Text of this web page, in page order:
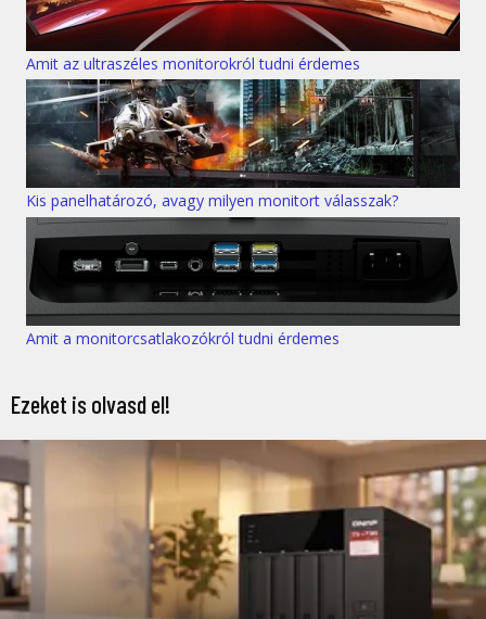
Amit az ultraszéles monitorokról tudni érdemes
Kis panelhatározó, avagy milyen monitort válasszak?
Amit a monitorcsatlakozókról tudni érdemes
Ezeket is olvasd el!